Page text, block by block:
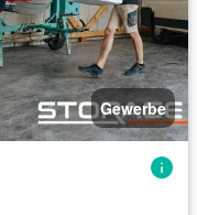
Gewerbe